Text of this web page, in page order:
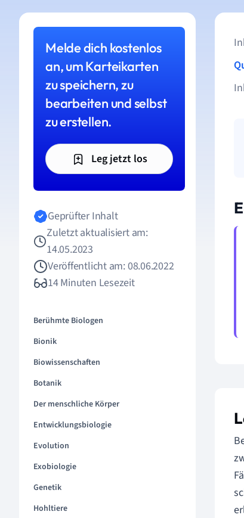
Melde dich kostenlos
an, um Karteikarten
zu speichern, zu
bearbeiten und selbst
zu erstellen.
Leg jetzt los
Geprüfter Inhalt
Zuletzt aktualisiert am:
14.05.2023
Veröffentlicht am: 08.06.2022
14 Minuten Lesezeit
Berühmte Biologen
Bionik
Biowissenschaften
Botanik
Der menschliche Körper
Entwicklungsbiologie
Evolution
Exobiologie
Genetik
Hohltiere